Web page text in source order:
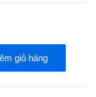
giỏ hàng